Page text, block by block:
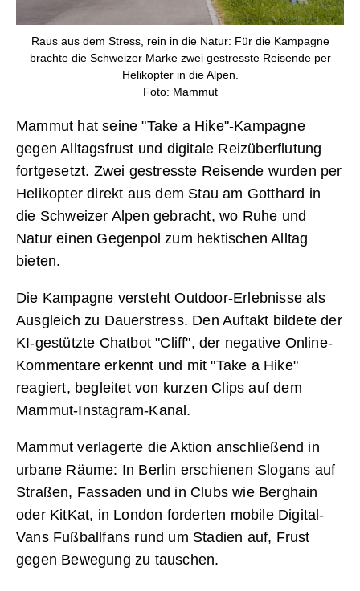
Raus aus dem Stress, rein in die Natur: Für die Kampagne
brachte die Schweizer Marke zwei gestresste Reisende per
Helikopter in die Alpen.
Foto: Mammut
Mammut hat seine "Take a Hike"-Kampagne
gegen Alltagsfrust und digitale Reizüberflutung
fortgesetzt. Zwei gestresste Reisende wurden per
Helikopter direkt aus dem Stau am Gotthard in
die Schweizer Alpen gebracht, wo Ruhe und
Natur einen Gegenpol zum hektischen Alltag
bieten.
Die Kampagne versteht Outdoor-Erlebnisse als
Ausgleich zu Dauerstress. Den Auftakt bildete der
KI-gestützte Chatbot "Cliff", der negative Online-
Kommentare erkennt und mit "Take a Hike"
reagiert, begleitet von kurzen Clips auf dem
Mammut-Instagram-Kanal.
Mammut verlagerte die Aktion anschließend in
urbane Räume: In Berlin erschienen Slogans auf
Straßen, Fassaden und in Clubs wie Berghain
oder KitKat, in London forderten mobile Digital-
Vans Fußballfans rund um Stadien auf, Frust
gegen Bewegung zu tauschen.